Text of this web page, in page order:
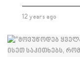
12 years ago